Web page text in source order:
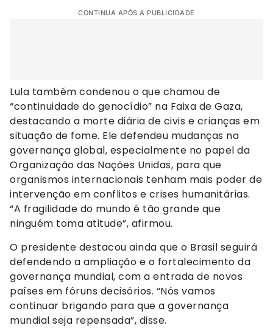
CONTINUA APÓS A PUBLICIDADE
Lula também condenou o que chamou de
“continuidade do genocídio” na Faixa de Gaza,
destacando a morte diária de civis e crianças em
situação de fome. Ele defendeu mudanças na
governança global, especialmente no papel da
Organização das Nações Unidas, para que
organismos internacionais tenham mais poder de
intervenção em conflitos e crises humanitárias.
“A fragilidade do mundo é tão grande que
ninguém toma atitude”, afirmou.
O presidente destacou ainda que o Brasil seguirá
defendendo a ampliação e o fortalecimento da
governança mundial, com a entrada de novos
países em fóruns decisórios. “Nós vamos
continuar brigando para que a governança
mundial seja repensada”, disse.